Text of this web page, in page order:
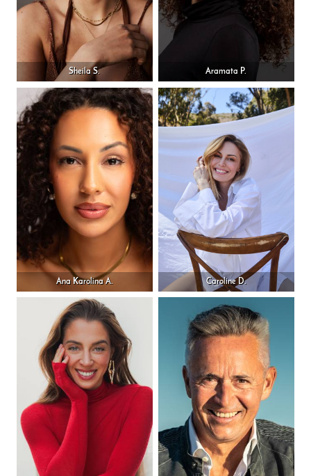
Sheila S. Aramata P.
Ana Karolina A. Caroline D.